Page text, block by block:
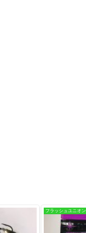
フラッシュユニオン